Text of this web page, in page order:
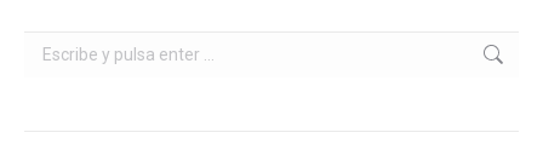
Buscar: